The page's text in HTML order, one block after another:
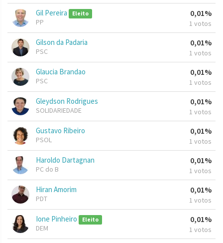
Gil Pereira Eleito
PP
0,01%
1 votos
Gilson da Padaria
PSC
0,01%
1 votos
Glaucia Brandao
PSC
0,01%
1 votos
Gleydson Rodrigues
SOLIDARIEDADE
0,01%
1 votos
Gustavo Ribeiro
PSOL
0,01%
1 votos
Haroldo Dartagnan
PC do B
0,01%
1 votos
Hiran Amorim
PDT
0,01%
1 votos
Ione Pinheiro Eleito
DEM
0,01%
1 votos